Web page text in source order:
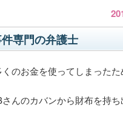
専門の弁護士
のお金を使ってしまったた
んのカバンから財布を持ち